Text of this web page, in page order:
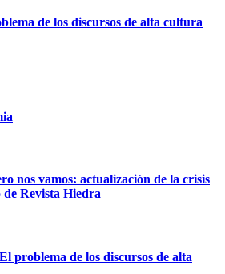
de los discursos de alta cultura
nos vamos: actualización de la crisis
Revista Hiedra
problema de los discursos de alta